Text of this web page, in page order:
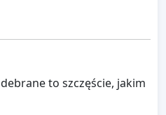
to szczęście, jakim